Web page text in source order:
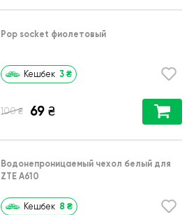
Pop socket фиолетовый
Кешбек 3 ₴
100 ₴ 69 ₴
Водонепроницаемый чехол белый для
ZTE A610
Кешбек 8 ₴